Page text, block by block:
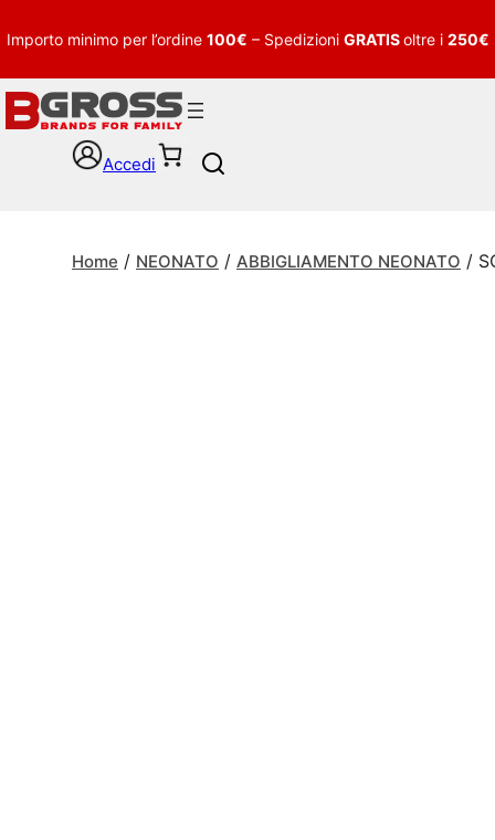
Importo minimo per l’ordine 100€ – Spedizioni GRATISoltre i 250€
Accedi
c
Home / NEONATO / ABBIGLIAMENTO NEONATO /